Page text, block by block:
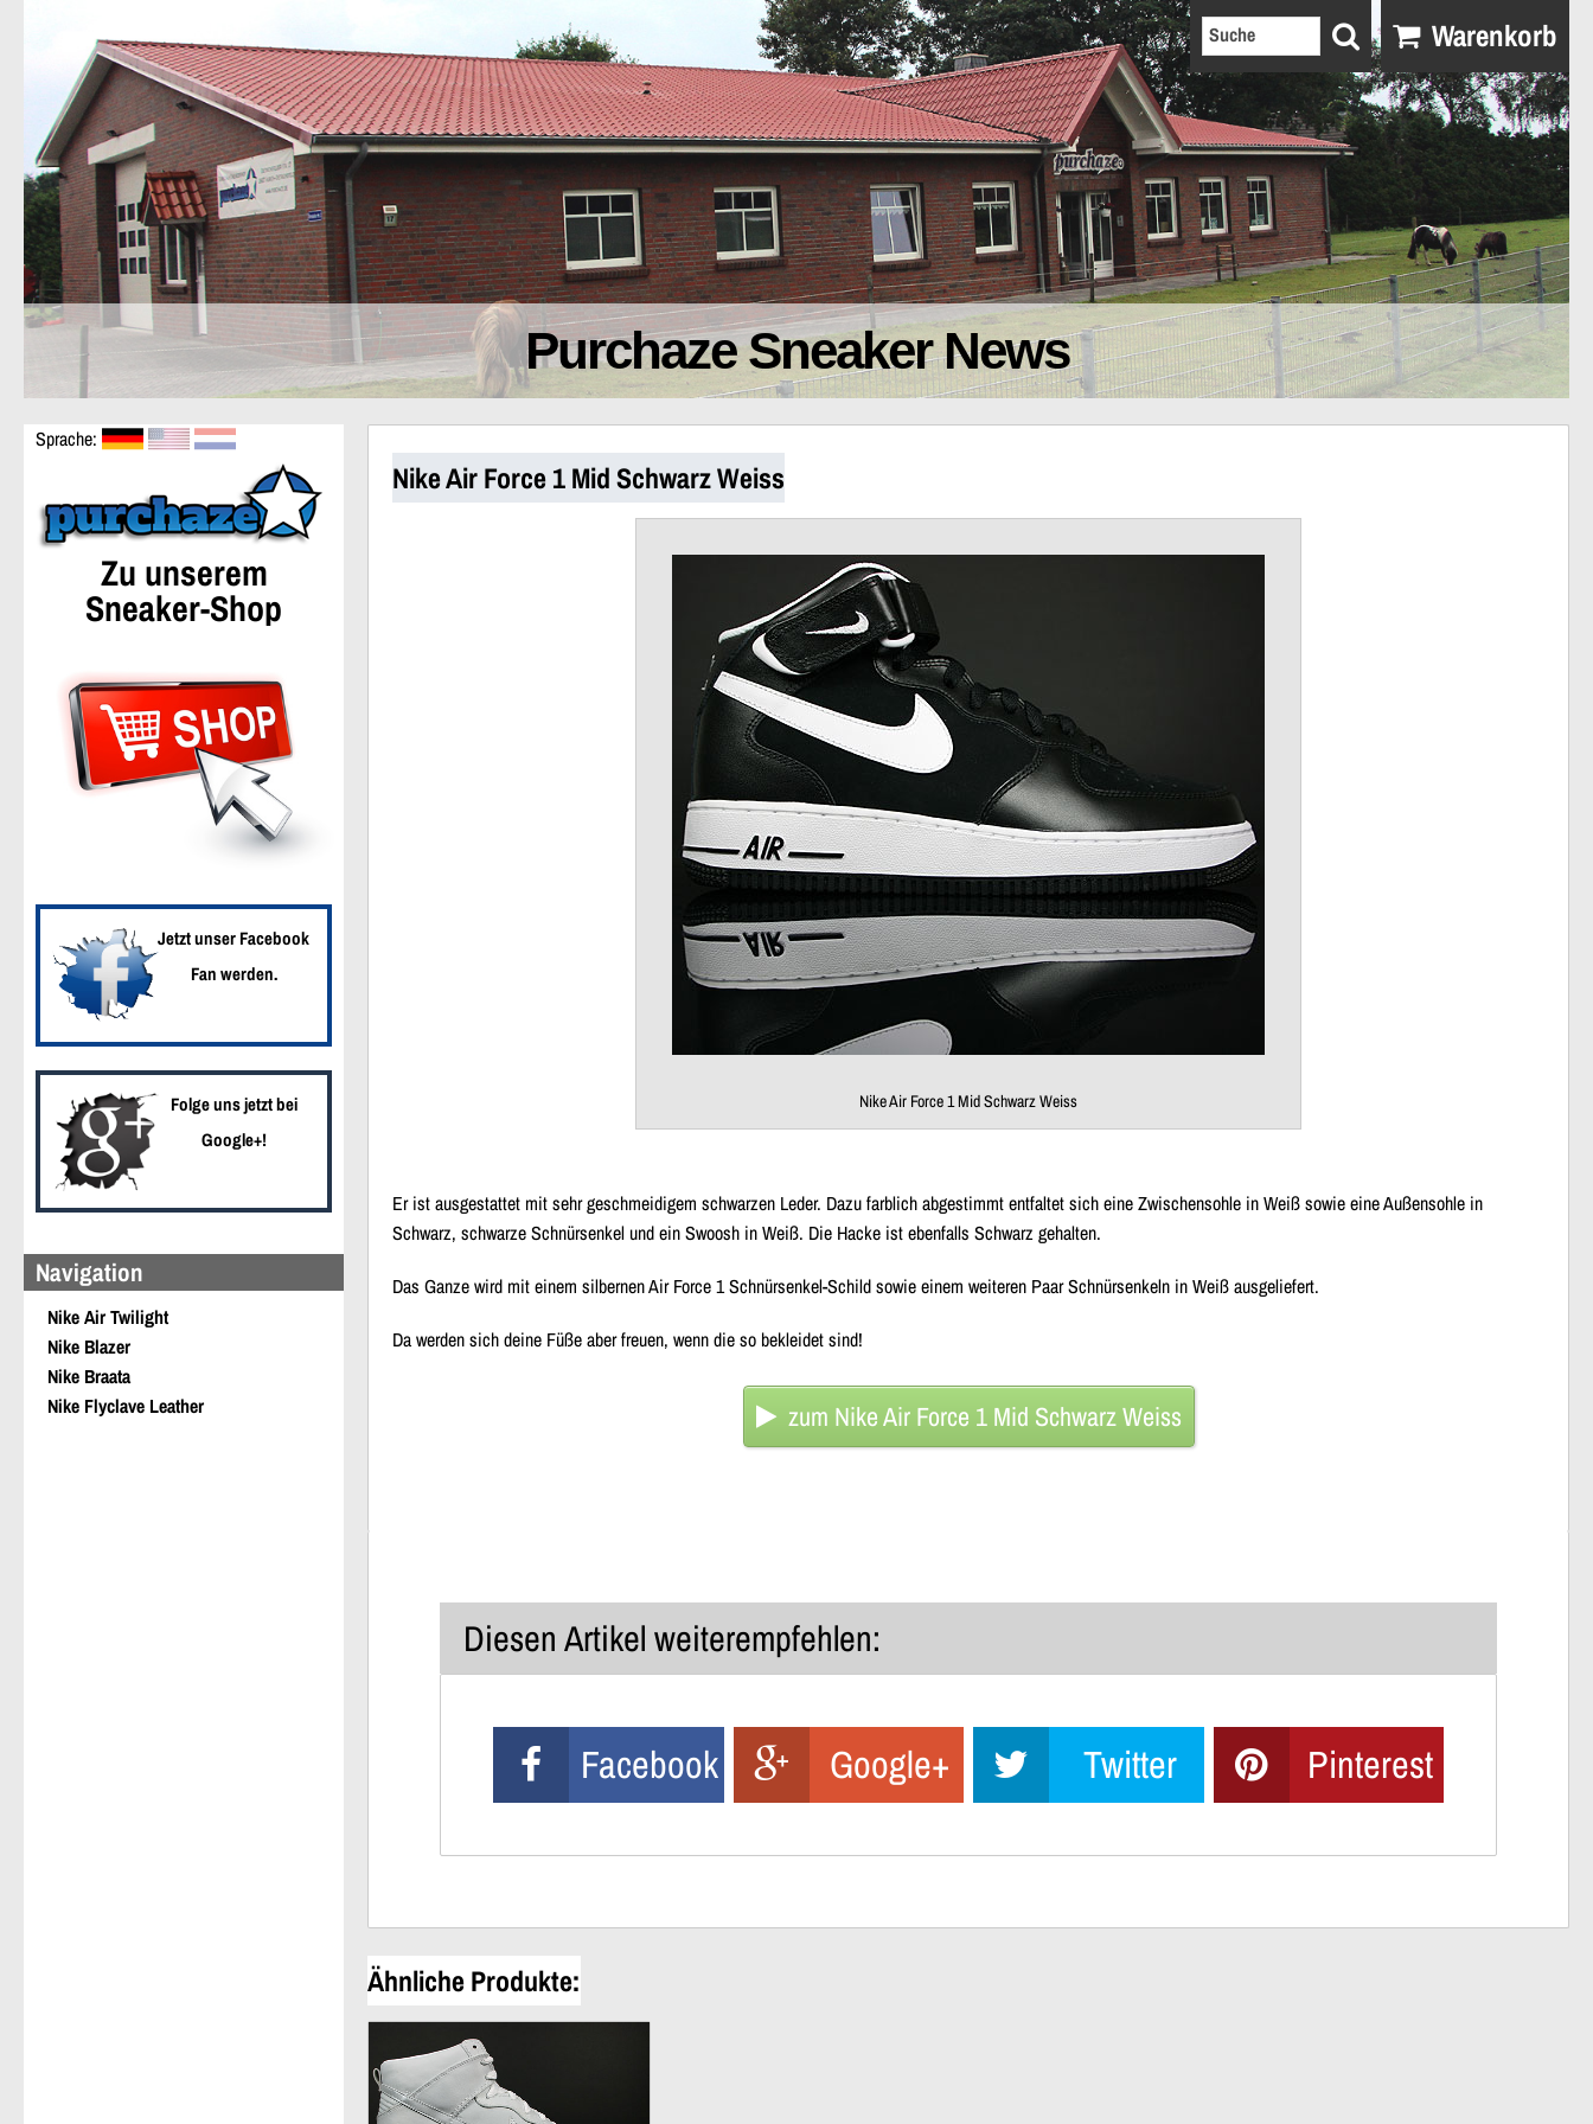
Purchaze Sneaker News
Warenkorb
Sprache:
Zu unserem
Sneaker-Shop
Jetzt unser Facebook
Fan werden.
Folge uns jetzt bei
Google+!
Navigation
Nike Air Twilight
Nike Blazer
Nike Braata
Nike Flyclave Leather
Nike Air Force 1 Mid Schwarz Weiss
Nike Air Force 1 Mid Schwarz Weiss
Er ist ausgestattet mit sehr geschmeidigem schwarzen Leder. Dazu farblich abgestimmt entfaltet sich eine Zwischensohle in Weiß sowie eine Außensohle in
Schwarz, schwarze Schnürsenkel und ein Swoosh in Weiß. Die Hacke ist ebenfalls Schwarz gehalten.
Das Ganze wird mit einem silbernen Air Force 1 Schnürsenkel-Schild sowie einem weiteren Paar Schnürsenkeln in Weiß ausgeliefert.
Da werden sich deine Füße aber freuen, wenn die so bekleidet sind!
zum Nike Air Force 1 Mid Schwarz Weiss
Diesen Artikel weiterempfehlen:
Facebook Google+ Twitter Pinterest
Ähnliche Produkte: